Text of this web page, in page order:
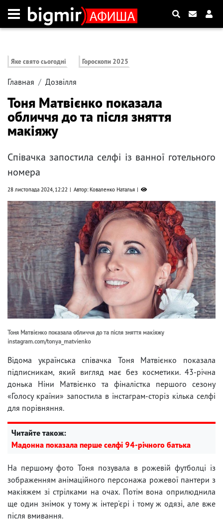
Яке свято сьогодні Гороскопи 2025
Главная Дозвілля
Тоня Матвієнко показала
обличчя до та після зняття
макіяжу
Співачка запостила селфі із ванної готельного
номера
28 листопада 2024, 12:22 Автор: Коваленко Наталья
Тоня Матвієнко показала обличчя до та після зняття макіяжу
instagram.com/tonya_matvienko
Відома українська співачка Тоня Матвієнко показала
підписникам, який вигляд має без косметики. 43-річна
донька Ніни Матвієнко та фіналістка першого сезону
«Голосу країни» запостила в інстаграм-сторіз кілька селфі
для порівняння.
Читайте також:
Мадонна показала перше селфі 94-річного батька
На першому фото Тоня позувала в рожевій футболці із
зображенням анімаційного персонажа рожевої пантери з
макіяжем зі стрілками на очах. Потім вона оприлюднила
ще один знімок у тому ж інтер'єрі і тому ж одязі, але вже
після вмивання.